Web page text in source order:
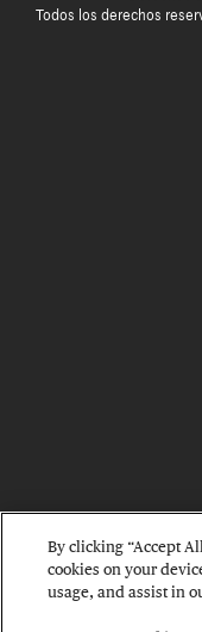
Todos los derechos
By clicking “Accept
cookies on your
usage, and assist in